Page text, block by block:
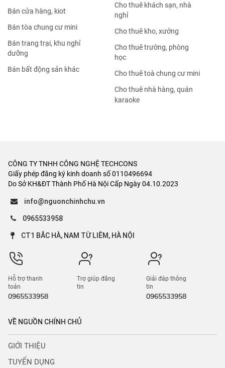
Bán cửa hàng, kiot
Bán tòa chung cư mini
Bán trang trại, khu nghỉ
dưỡng
Bán bất động sản khác
Cho thuê khách sạn, nhà
nghỉ
Cho thuê kho, xưởng
Cho thuê trường, phòng
học
Cho thuê toà chung cư mini
Cho thuê nhà hàng, quán
karaoke
CÔNG TY TNHH CÔNG NGHỆ TECHCONS
Giấy phép đăng ký kinh doanh số 0110496694
Do Sở KH&ĐT Thành Phố Hà Nội Cấp Ngày 04.10.2023
info@nguonchinhchu.vn
0965533958
CT1 BẮC HÀ, NAM TỪ LIÊM, HÀ NỘI
Hỗ trợ thanh
toán
0965533958
Trợ giúp đăng
tin
Giải đáp thông
tin
0965533958
VỀ NGUỒN CHÍNH CHỦ
GIỚI THIỆU
TUYỂN DỤNG